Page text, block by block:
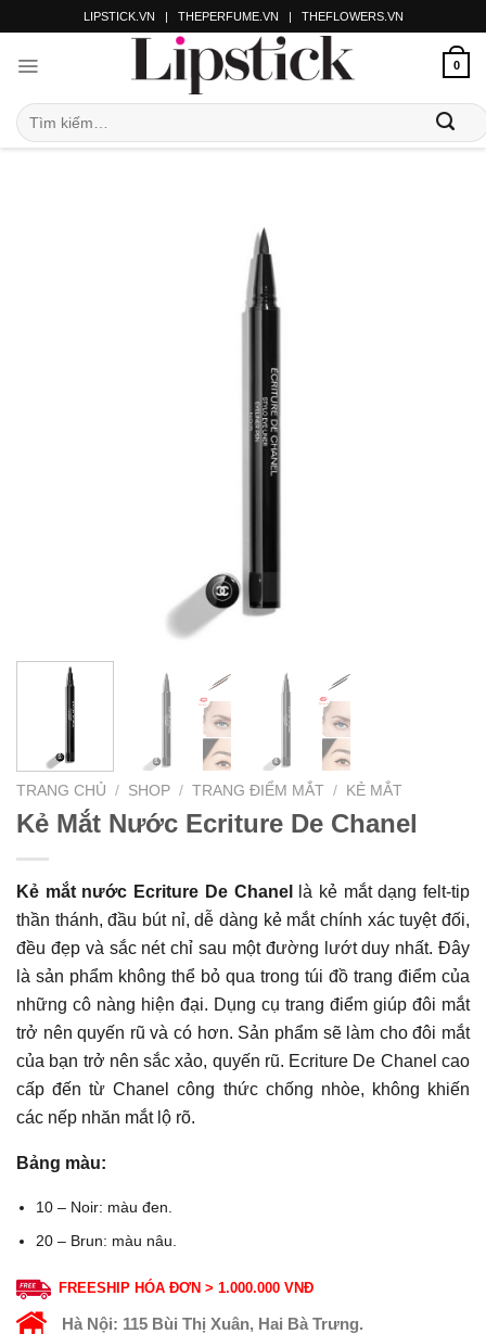
LIPSTICK.VN | THEPERFUME.VN | THEFLOWERS.VN
0
TRANG CHỦ / SHOP / TRANG ĐIỂM MẮT / KẺ MẮT
Kẻ Mắt Nước Ecriture De Chanel
Kẻ mắt nước Ecriture De Chanel
là kẻ mắt dạng felt-tip
thần thánh, đầu bút nỉ, dễ dàng kẻ mắt chính xác tuyệt đối,
đều đẹp và sắc nét chỉ sau một đường lướt duy nhất. Đây
là sản phẩm không thể bỏ qua trong túi đồ trang điểm của
những cô nàng hiện đại. Dụng cụ trang điểm giúp đôi mắt
trở nên quyến rũ và có hơn. Sản phẩm sẽ làm cho đôi mắt
của bạn trở nên sắc xảo, quyến rũ. Ecriture De Chanel cao
cấp đến từ Chanel công thức chống nhòe, không khiến
các nếp nhăn mắt lộ rõ.
Bảng màu:
10 – Noir: màu đen.
20 – Brun: màu nâu.
FREESHIP HÓA ĐƠN > 1.000.000 VNĐ
Hà Nội: 115 Bùi Thị Xuân, Hai Bà Trưng.